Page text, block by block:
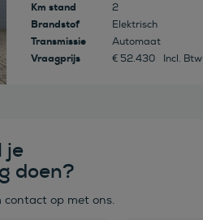
Km stand 2
Brandstof Elektrisch
Transmissie Automaat
Vraagprijs € 52.430 Incl. Btw
je
doen?
contact op met ons.